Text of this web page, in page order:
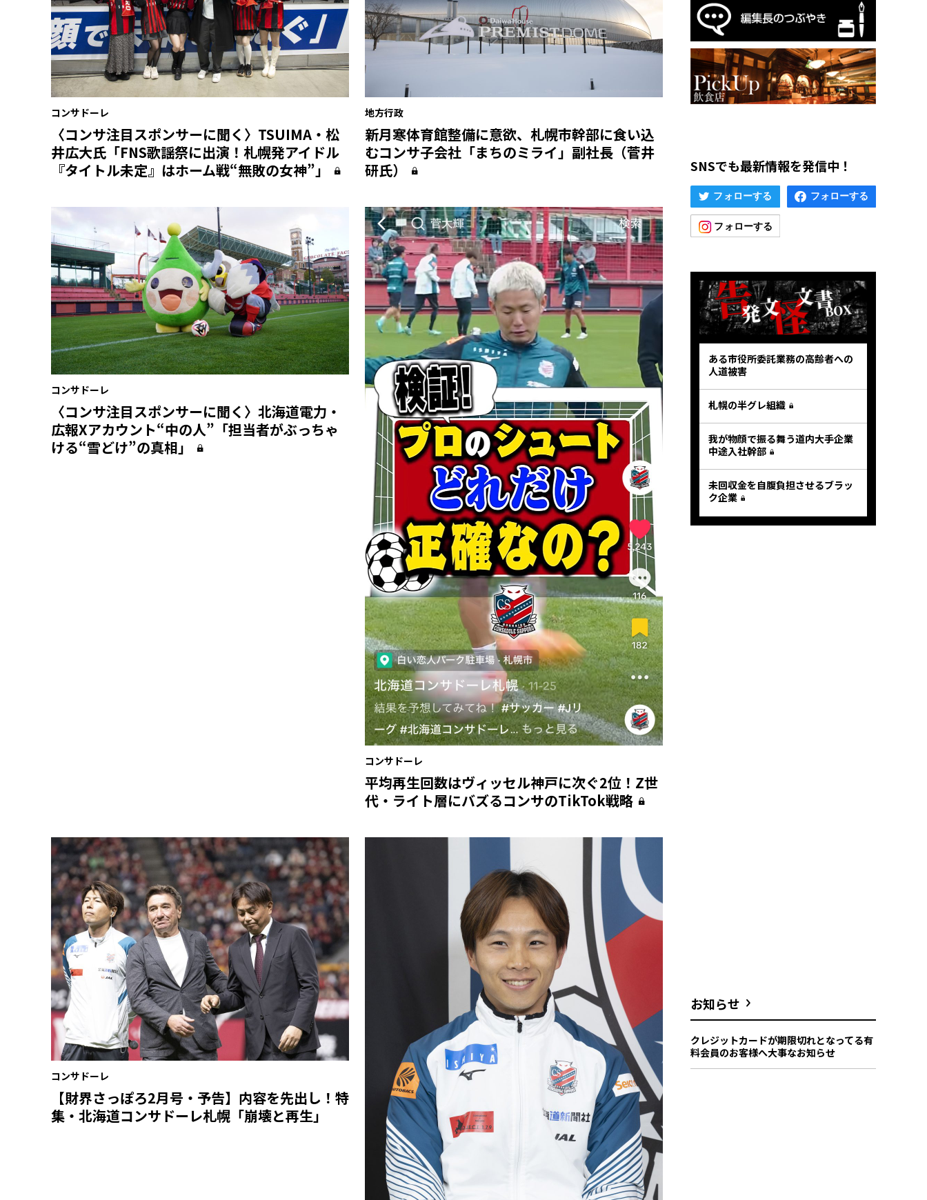
コンサドーレ
〈コンサ注目スポンサーに聞く〉TSUIMA・松
井広大氏「FNS歌謡祭に出演！札幌発アイドル
『タイトル未定』はホーム戦“無敗の女神”」
地方行政
新月寒体育館整備に意欲、札幌市幹部に食い込
むコンサ子会社「まちのミライ」副社長（菅井
研氏）
コンサドーレ
〈コンサ注目スポンサーに聞く〉北海道電力・
広報Xアカウント“中の人”「担当者がぶっちゃ
ける“雪どけ”の真相」
コンサドーレ
平均再生回数はヴィッセル神戸に次ぐ2位！Z世
代・ライト層にバズるコンサのTikTok戦略
コンサドーレ
【財界さっぽろ2月号・予告】内容を先出し！特
集・北海道コンサドーレ札幌「崩壊と再生」
SNSでも最新情報を発信中！
ある市役所委託業務の高齢者への
人道被害
札幌の半グレ組織
我が物顔で振る舞う道内大手企業
中途入社幹部
未回収金を自腹負担させるブラッ
ク企業
お知らせ
クレジットカードが期限切れとなってる有
料会員のお客様へ大事なお知らせ